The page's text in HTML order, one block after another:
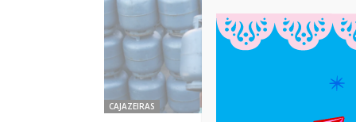
CAJAZEIRAS